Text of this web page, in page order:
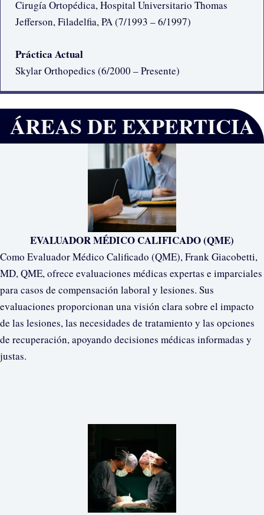
Cirugía Ortopédica, Hospital Universitario Thomas
Jefferson, Filadelfia, PA (7/1993 – 6/1997)
Práctica Actual
Skylar Orthopedics (6/2000 – Presente)
ÁREAS DE EXPERTICIA
EVALUADOR MÉDICO CALIFICADO (QME)
Como Evaluador Médico Calificado (QME), Frank Giacobetti,
MD, QME, ofrece evaluaciones médicas expertas e imparciales
para casos de compensación laboral y lesiones. Sus
evaluaciones proporcionan una visión clara sobre el impacto
de las lesiones, las necesidades de tratamiento y las opciones
de recuperación, apoyando decisiones médicas informadas y
justas.